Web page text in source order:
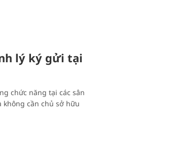
lý ký gửi tại
chức năng tại các sân
không cần chủ sở hữu